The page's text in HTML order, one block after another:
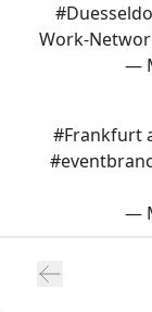
Work-
—
#Frankfurt
—
#Muenchen